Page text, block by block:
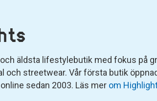
äldsta lifestylebutik med fokus på
och streetwear. Vår första butik
sedan 2003. Läs mer om